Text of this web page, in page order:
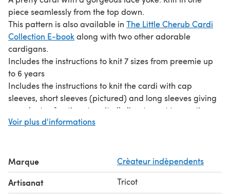
piece seamlessly from the top down.
This pattern is also available in The Little Cherub Cardi
Collection E-book along with two other adorable
cardigans.
Includes the instructions to knit 7 sizes from preemie up
to 6 years
Includes the instructions to knit the cardi with cap
sleeves, short sleeves (pictured) and long sleeves giving
you plenty of options to suit all climates not to mention
amazing value for money.
Take a look at the gorgeous matching Poppy Dress. And
the matchingBonnet & Booties Set.
Voir plus d'informations
Marque Crèateur indèpendents
Artisanat Tricot